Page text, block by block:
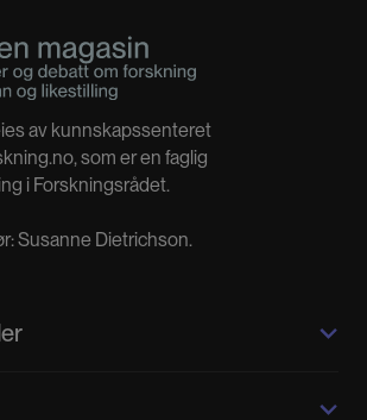
av kunnskapssenteret
som er en faglig
i Forskningsrådet.
Susanne Dietrichson.